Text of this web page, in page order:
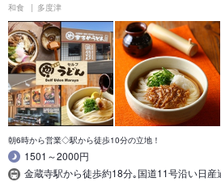
和食 多度津
朝6時から営業◇駅から徒歩10分の立地！
1501～2000円
金蔵寺駅から徒歩約18分｡国道11号沿い日